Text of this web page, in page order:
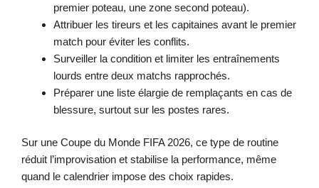
premier poteau, une zone second poteau).
Attribuer les tireurs et les capitaines avant le premier
match pour éviter les conflits.
Surveiller la condition et limiter les entraînements
lourds entre deux matchs rapprochés.
Préparer une liste élargie de remplaçants en cas de
blessure, surtout sur les postes rares.
Sur une Coupe du Monde FIFA 2026, ce type de routine
réduit l’improvisation et stabilise la performance, même
quand le calendrier impose des choix rapides.